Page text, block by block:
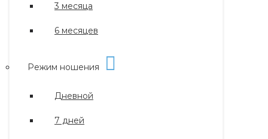
3 месяца
6 месяцев
Режим ношения
Дневной
7 дней